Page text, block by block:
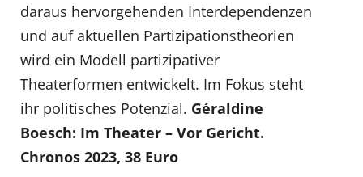
daraus hervorgehenden Interdependenzen
und auf aktuellen Partizipationstheorien
wird ein Modell partizipativer
Theaterformen entwickelt. Im Fokus steht
ihr politisches Potenzial. Géraldine
Boesch: Im Theater – Vor Gericht.
Chronos 2023, 38 Euro